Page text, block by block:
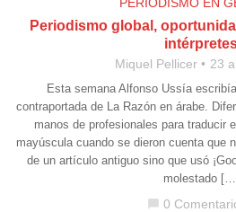
Periodismo global,
Miquel Pellicer 23
Esta semana Alfonso Ussía
contraportada de La Razón en árabe.
manos de profesionales para traducir
mayúscula cuando se dieron cuenta que
de un artículo antiguo sino que usó
molestado
0